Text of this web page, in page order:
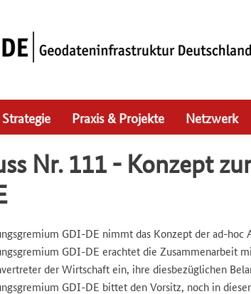
Strategie Praxis & Projekte Netzwerk
Nr. 111 - Konzept
GDI-DE nimmt das Konzept der ad-
GDI-DE erachtet die Zusammenarbeit
der Wirtschaft ein, ihre diesbezüglichen
GDI-DE bittet den Vorsitz, noch in